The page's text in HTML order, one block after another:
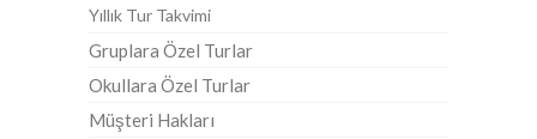
Yıllık Tur Takvimi
Gruplara Özel Turlar
Okullara Özel Turlar
Müşteri Hakları